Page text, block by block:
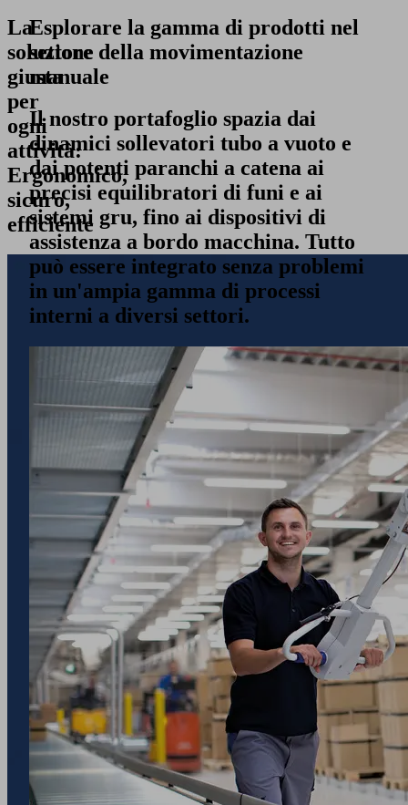
La
soluzione
giusta
per
ogni
attività:
Ergonomico,
sicuro,
efficiente
Esplorare la gamma di prodotti nel
settore della movimentazione
manuale
Il nostro portafoglio spazia dai
dinamici sollevatori tubo a vuoto e
dai potenti paranchi a catena ai
precisi equilibratori di funi e ai
sistemi gru, fino ai dispositivi di
assistenza a bordo macchina. Tutto
può essere integrato senza problemi
in un'ampia gamma di processi
interni a diversi settori.